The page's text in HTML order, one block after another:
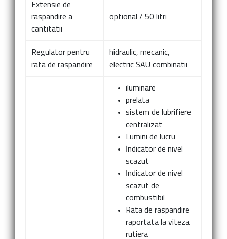
Extensie de
raspandire a
cantitatii
optional / 50 litri
Regulator pentru
rata de raspandire
hidraulic, mecanic,
electric SAU combinatii
iluminare
prelata
sistem de lubrifiere
centralizat
Lumini de lucru
Indicator de nivel
scazut
Indicator de nivel
scazut de
combustibil
Rata de raspandire
raportata la viteza
rutiera